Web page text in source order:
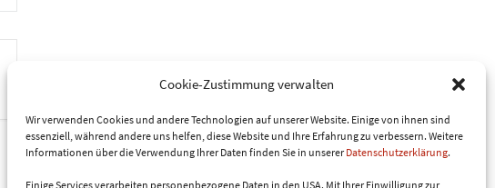
Cookie-Zustimmung verwalten
Wir verwenden Cookies und andere Technologien auf unserer Website. Einige von ihnen sind
essenziell, während andere uns helfen, diese Website und Ihre Erfahrung zu verbessern. Weitere
Informationen über die Verwendung Ihrer Daten finden Sie in unsererDatenschutzerklärung.
Einige Services verarbeiten personenbezogene Daten in den USA. Mit Ihrer Einwilligung zur